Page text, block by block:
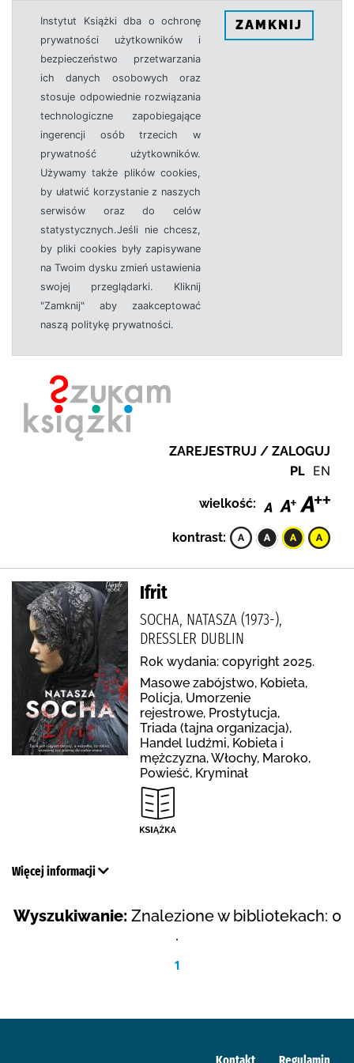
Instytut Książki dba o ochronę
prywatności użytkowników i
bezpieczeństwo przetwarzania
ich danych osobowych oraz
stosuje odpowiednie rozwiązania
technologiczne zapobiegające
ingerencji osób trzecich w
prywatność użytkowników.
Używamy także plików cookies,
by ułatwić korzystanie z naszych
serwisów oraz do celów
statystycznych.Jeśli nie chcesz,
by pliki cookies były zapisywane
na Twoim dysku zmień ustawienia
swojej przeglądarki. Kliknij
"Zamknij" aby zaakceptować
naszą politykę prywatności.
ZAMKNIJ
ZAREJESTRUJ / ZALOGUJ
PL EN
wielkość:
kontrast:
Ifrit
SOCHA, NATASZA (1973-),
DRESSLER DUBLIN
Rok wydania: copyright 2025.
Masowe zabójstwo, Kobieta,
Policja, Umorzenie
rejestrowe, Prostytucja,
Triada (tajna organizacja),
Handel ludźmi, Kobieta i
mężczyzna, Włochy, Maroko,
Powieść, Kryminał
Więcej informacji
Wyszukiwanie: Znalezione w bibliotekach: 0
.
1
Kontakt Regulamin